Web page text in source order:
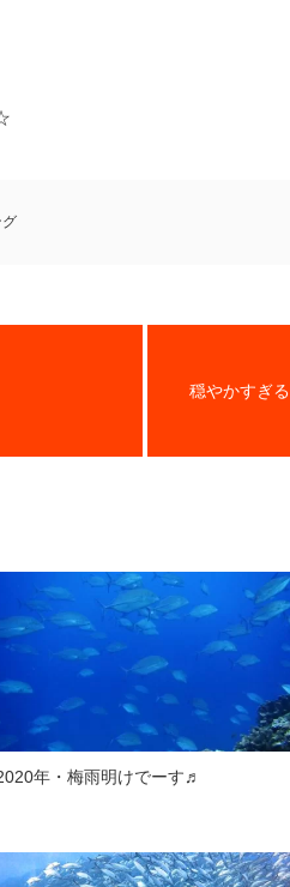
グ
穏やかすぎる
年・梅雨明けでーす♬